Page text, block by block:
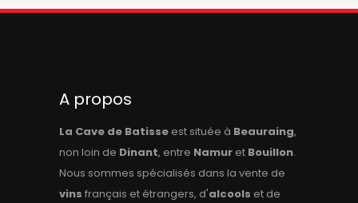
A propos
La Cave de Batisse est située à Beauraing,
non loin de Dinant, entre Namur et Bouillon.
Nous sommes spécialisés dans la vente de
vins français et étrangers, d'alcools et de